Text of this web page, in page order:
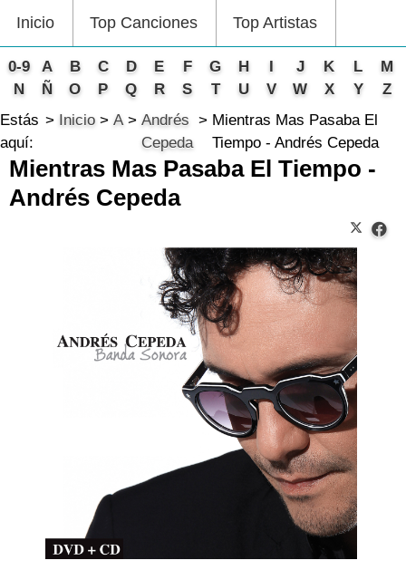
Inicio Top Canciones Top Artistas
0-9 A B C D E F G H I J K L
M
N
Ñ O P Q R S T U V W X Y
Z
Estás
aquí:
Inicio A
Andrés
Cepeda
Mientras Mas Pasaba El
Tiempo - Andrés Cepeda
Mientras Mas Pasaba El Tiempo -
Andrés Cepeda